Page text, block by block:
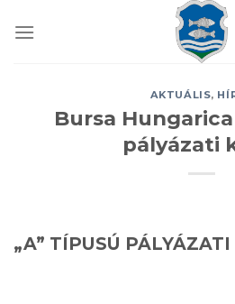
AKTUÁLIS,
Bursa
pályázati
„A” TÍPUSÚ